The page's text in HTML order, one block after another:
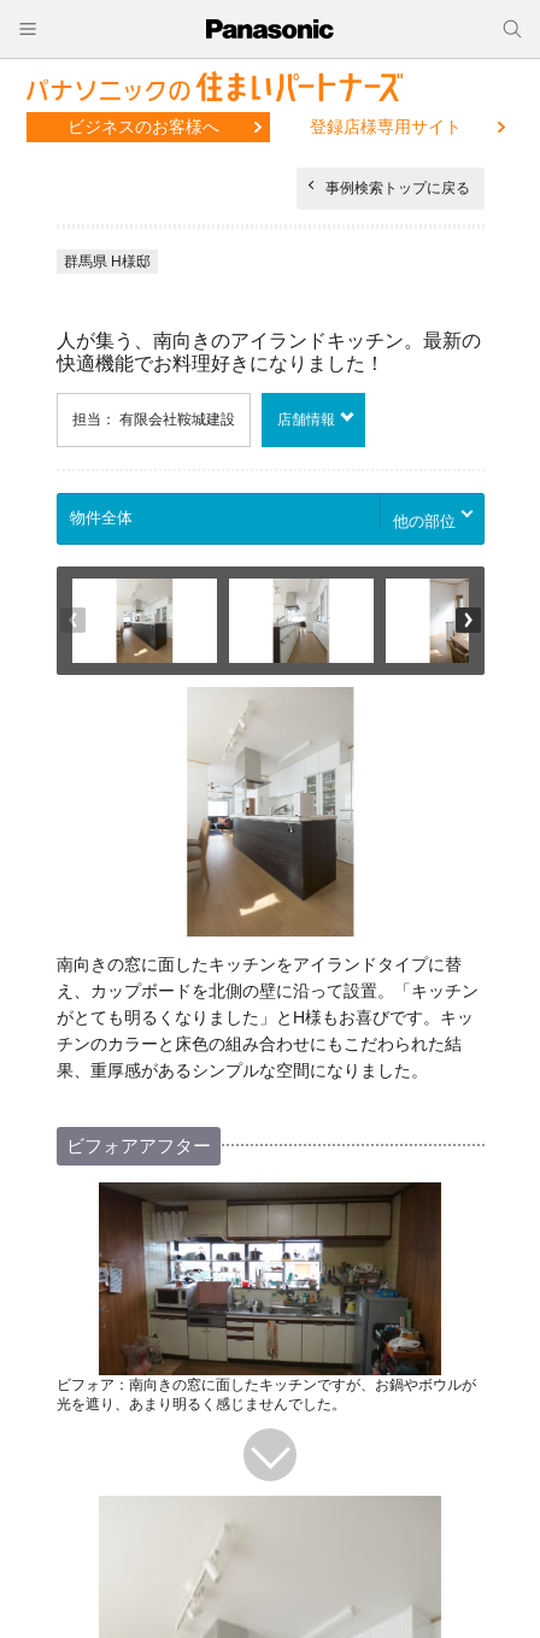
ビジネスのお客様へ 登録店様専用サイト
事例検索トップに戻る
群馬県 H様邸
人が集う、南向きのアイランドキッチン。最新の
快適機能でお料理好きになりました！
担当： 有限会社鞍城建設 店舗情報
他の部位
南向きの窓に面したキッチンをアイランドタイプに替
え、カップボードを北側の壁に沿って設置。「キッチン
がとても明るくなりました」とH様もお喜びです。キッ
チンのカラーと床色の組み合わせにもこだわられた結
果、重厚感があるシンプルな空間になりました。
ビフォアアフター
ビフォア：南向きの窓に面したキッチンですが、お鍋やボウルが
光を遮り、あまり明るく感じませんでした。